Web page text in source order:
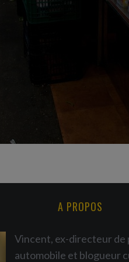
A PROPOS
Vincent, ex-directeur de
automobile et blogueur